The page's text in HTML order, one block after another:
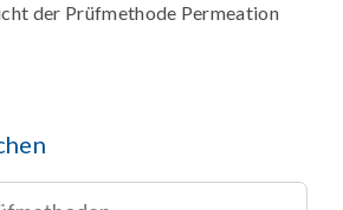
der Prüfmethode Permeation